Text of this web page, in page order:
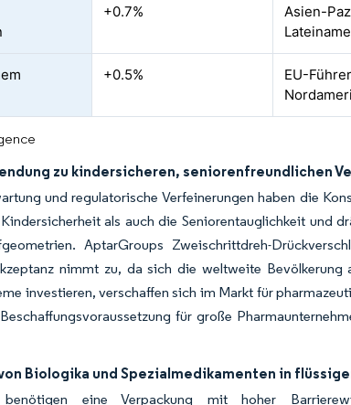
+0.7%
Asien-
+0.5%
EU-
zu kindersicheren, seniorenfreundlichen
und regulatorische Verfeinerungen haben die
als auch die Seniorentauglichkeit und
AptarGroups Zweischrittdreh-
nimmt zu, da sich die weltweite
investieren, verschaffen sich im Markt für
für große
Biologika und Spezialmedikamenten in
eine Verpackung mit hoher